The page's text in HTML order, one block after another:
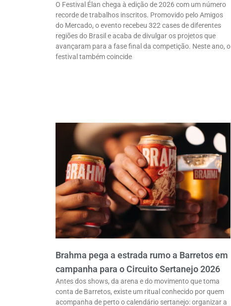
O Festival Élan chega à edição de 2026 com um número
recorde de trabalhos inscritos. Promovido pelo Amigos
do Mercado, o evento recebeu 322 cases de diferentes
regiões do Brasil e acaba de divulgar os projetos que
avançaram para a fase final da competição. Neste ano, o
festival também coincide
Brahma pega a estrada rumo a Barretos em
campanha para o Circuito Sertanejo 2026
Antes dos shows, da arena e do movimento que toma
conta de Barretos, existe um ritual conhecido por quem
acompanha de perto o calendário sertanejo: organizar a